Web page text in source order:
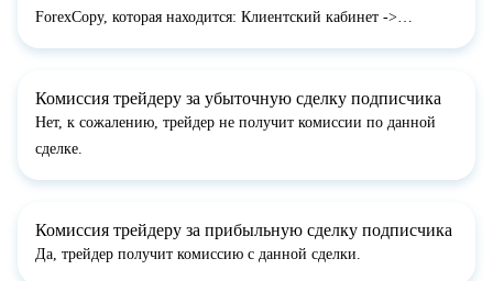
ForexCopy, которая находится: Клиентский кабинет ->
Комиссия трейдеру за убыточную сделку подписчика
Нет, к сожалению, трейдер не получит комиссии по данной
сделке.
Комиссия трейдеру за прибыльную сделку подписчика
Да, трейдер получит комиссию с данной сделки.